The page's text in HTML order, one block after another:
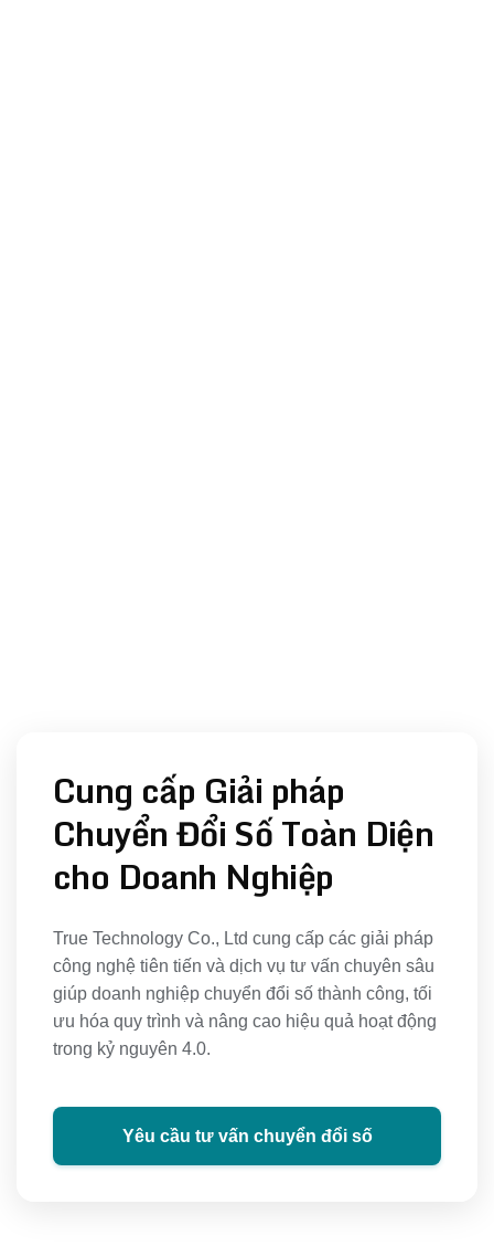
Cung cấp Giải pháp
Chuyển Đổi Số Toàn Diện
cho Doanh Nghiệp
True Technology Co., Ltd cung cấp các giải pháp
công nghệ tiên tiến và dịch vụ tư vấn chuyên sâu
giúp doanh nghiệp chuyển đổi số thành công, tối
ưu hóa quy trình và nâng cao hiệu quả hoạt động
trong kỷ nguyên 4.0.
Yêu cầu tư vấn chuyển đổi số